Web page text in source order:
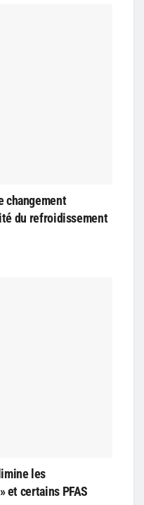
changement
du refroidissement
les
et certains PFAS